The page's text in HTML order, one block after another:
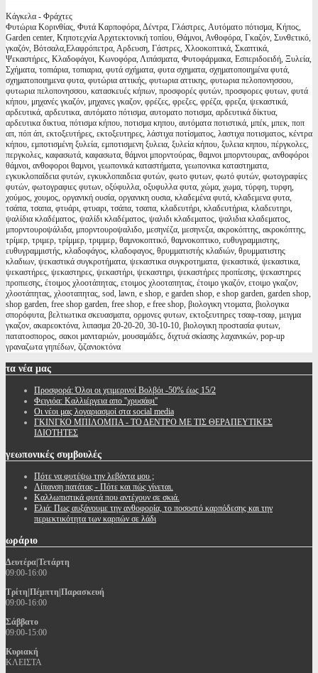
Κάγκελα - Φράχτες
Φυτώρια Κορινθίας, Φυτά Καρποφόρα, Δέντρα, Γλάστρες, Αυτόματο πότισμα, Κήπος,
Garden center, Κηποτεχνία Αρχιτεκτονική τοπίου, Θάμνοι, Ανθοφόρα, Γκαζόν, Συνθετικό,
γκαζόν, Βότσαλα,Ελαφρόπετρα, Αρδευση, Γάστρες, Χλοοκοπτικά, Σκαπτικά,
Ψεκαστήρες, Κλαδοφάγοι, Κωνοφόρα, Λιπάσματα, Φυτοφάρμακα, Εσπεριδοειδή, Ξυλεία,
Σχήματα, τοπιάρια, τοπιαρια, φυτά σχήματα, φυτα σχηματα, σχηματοποιημένα φυτά,
σχηματοποιημενα φυτα, φυτώρια αττικής, φυτωρια αττικης, φυτωρια πελοπονησσου,
φυτωρια πελοπονησσου, κατασκευές κήπων, προσφορές φυτών, προσφορες φυτων, φυτά
κήπου, μηχανές γκαζόν, μηχανες γκαζον, φρέζες, φρεζες, φρέζα, φρεζα, ψεκαστικά,
αρδευτικά, αρδευτικα, αυτόματο πότισμα, αυτοματο ποτισμα, αρδευτικά δίκτυα,
αρδευτικα δικτυα, πότισμα κήπου, ποτισμα κηπου, αυτόματα ποτιστικά, μπέκ, μπεκ, ποπ
απ, πόπ άπ, εκτοξευτήρες, εκτοξευτηρες, λάστιχα ποτίσματος, λαστιχα ποτισματος, κέντρα
κήπου, εμποτισμένη ξυλεία, εμποτισμενη ξυλεια, ξυλεία κήπου, ξυλεια κηπου, πέργκολες,
περγκολες, καφασωτά, καφασωτα, θάμνοι μπορντούρας, θαμνοι μπορντουρας, ανθοφόροι
θάμνοι, ανθοφοροι θαμνοι, γεωπονικά καταστήματα, γεωπονικα καταστηματα,
εγκυκλοπαίδεια φυτών, εγκυκλοπαιδεια φυτών, φωτο φυτων, φωτό φυτών, φωτογραφίες
φυτών, φωτογραφιες φυτων, οξύφυλλα, οξυφυλλα φυτα, χώμα, χωμα, τύρφη, τυρφη,
χούμος, χουμος, οργανική ουσία, οργανικη ουσια, κλαδεμένα φυτά, κλαδεμενα φυτα,
τσάπα, τσαπα, φτυάρι, φτυαρι, τσάπα, τσαπα, κλαδευτήρι, κλαδευτήρια, κλαδευτηρι,
ψαλίδια κλαδέματος, ψαλίδι κλαδέματος, ψαλιδι κλαδεματος, ψαλιδια κλαδεματος,
μπορντουροψάλιδα, μπορντουροψαλιδο, μεσηνέζα, μεσηνεζα, ακροκόπτης, ακροκόπτης,
τρίμερ, τριμερ, τρίμμερ, τριμμερ, θαμνοκοπτικό, θαμνοκοπτικο, ευθυγραμμιστης,
ευθυγραμμιστής, κλαδοφάγος, κλαδοφαγος, θρυμματιστής κλαδιών, θρυμματιστης
κλαδιων, ψεκαστικά συγκροτήματα, ψεκαστικα συγκροτηματα, ψεκαστικά, ψεκαστικα,
ψεκαστήρες, ψεκαστηρες, ψεκαστήρι, ψεκαστηρι, ψεκαστήρες προπίεσης, ψεκαστηρες
προπιεσης, έτοιμος χλοοτάπητας, ετοιμος χλοοταπητας, έτοιμο γκαζόν, ετοιμο γκαζον,
χλοοτάπητας, χλοοταπητας, sod, lawn, e shop, e garden shop, e shop garden, garden shop,
shop garden, free shop garden, free shop, e free shop, βιολογικη ντοματα, βιολογικα
σπορόφυτα, βελτιωτικα σκευασματα, ορμονες φυτων, εκτοξευτηρες τσαφ-τσαφ, μειγμα
γκαζον, ακαρεοκτόνα, λιπασμα 20-20-20, 30-10-10, βιολογικη προστασία φυτων,
πατατοσπορος, σακοι μανιταριών, μουσαμάδες, διχτυά σκίασης λαχανικών, pop-up
γραναζωτα γηπέδων, ζιζανιοκτόνα
τα νέα μας
Προσφορά: Όλοι οι χειμερινοί Βολβόι -50% έως 15/2
Φειγιόα: Καλλιέργεια απο ''χρυσάφι''
Oι νέοι μας λογαριασμοί στα social media
ΓΚΙΝΓΚΟ ΜΠΙΛΟΜΠΑ - ΤΟ ΔΕΝΤΡΟ ΜΕ ΤΙΣ ΘΕΡΑΠΕΥΤΙΚΕΣ
ΙΔΙΟΤΗΤΕΣ
γεωπονικές συμβουλές
Πότε να φυτέψω την λεβάντα μου ;
Λίπανση πατάτας - Πότε και πώς γίνεται.
Καλλωπιστικά φυτά που αντέχουν σε σκιά.
Ελιά: Πως αυξάνουμε την ανθοφορία, το ποσοστό καρπόδεσης και την
περιεκτικότητα των καρπών σε λάδι
ωράριο
Δευτέρα|Τετάρτη
09:00-16:00
Τρίτη|Πέμπτη|Παρασκευή
09:00-16:00
Σάββατο
09:00-15:00
Κυριακή
ΚΛΕΙΣΤΑ